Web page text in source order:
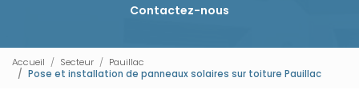
Contactez-nous
Accueil Secteur
Pauillac
Pose et installation de panneaux solaires sur toiture Pauillac